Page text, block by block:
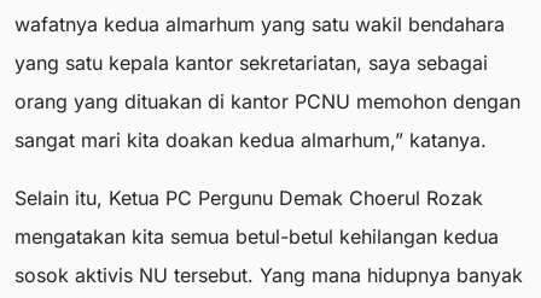
wafatnya kedua almarhum yang satu wakil bendahara
yang satu kepala kantor sekretariatan, saya sebagai
orang yang dituakan di kantor PCNU memohon dengan
sangat mari kita doakan kedua almarhum,” katanya.
Selain itu, Ketua PC Pergunu Demak Choerul Rozak
mengatakan kita semua betul-betul kehilangan kedua
sosok aktivis NU tersebut. Yang mana hidupnya banyak